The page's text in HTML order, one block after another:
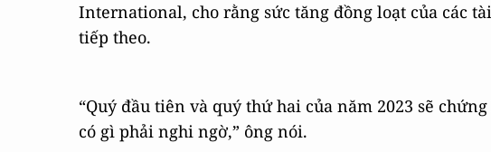
International, cho rằng sức tăng đồng loạt của các
tiếp theo.
“Quý đầu tiên và quý thứ hai của năm 2023 sẽ
có gì phải nghi ngờ,” ông nói.